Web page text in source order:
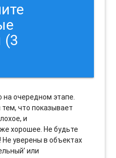
(3
очередном этапе.
тем, что показывает
и
хорошее. Не будьте
Не уверены в объектах
или